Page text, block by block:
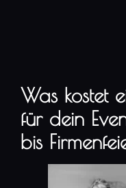
Was kostet
für dein
bis